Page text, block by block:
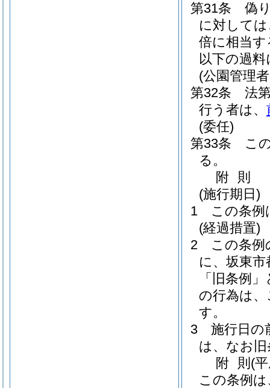
第31条
偽
に対して
倍に相当
以下の過
(公園管理
第32条
法
行う者は、
(委任)
第33条
こ
る。
附 則
(施行期日)
1
この条例
(経過措置)
2
この条例
に、坂東
「旧条例
の行為は
す。
3
施行日の
は、なお
附 則 (
この条例